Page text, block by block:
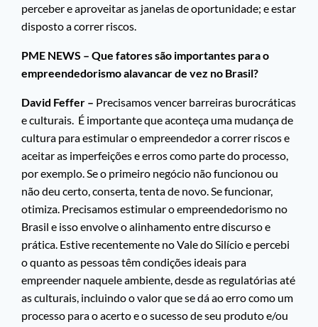
perceber e aproveitar as janelas de oportunidade; e estar
disposto a correr riscos.
PME NEWS – Que fatores são importantes para o
empreendedorismo alavancar de vez no Brasil?
David Feffer – Precisamos vencer barreiras burocráticas
e culturais. É importante que aconteça uma mudança de
cultura para estimular o empreendedor a correr riscos e
aceitar as imperfeições e erros como parte do processo,
por exemplo. Se o primeiro negócio não funcionou ou
não deu certo, conserta, tenta de novo. Se funcionar,
otimiza. Precisamos estimular o empreendedorismo no
Brasil e isso envolve o alinhamento entre discurso e
prática. Estive recentemente no Vale do Silício e percebi
o quanto as pessoas têm condições ideais para
empreender naquele ambiente, desde as regulatórias até
as culturais, incluindo o valor que se dá ao erro como um
processo para o acerto e o sucesso de seu produto e/ou